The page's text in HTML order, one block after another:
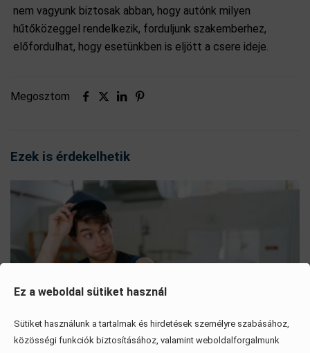
Ez a weboldal sütiket használ
Sütiket használunk a tartalmak és hirdetések személyre szabásához,
közösségi funkciók biztosításához, valamint weboldalforgalmunk
nem vagyunk biztosak abban, hogy autónk milyen
hűtőközeggel rendelkezik, forduljunk szakemberhez,
előfordulhat, hogy esetünkben is eljött a csere ideje.
Megosztom
Ezek is érdekelhetik